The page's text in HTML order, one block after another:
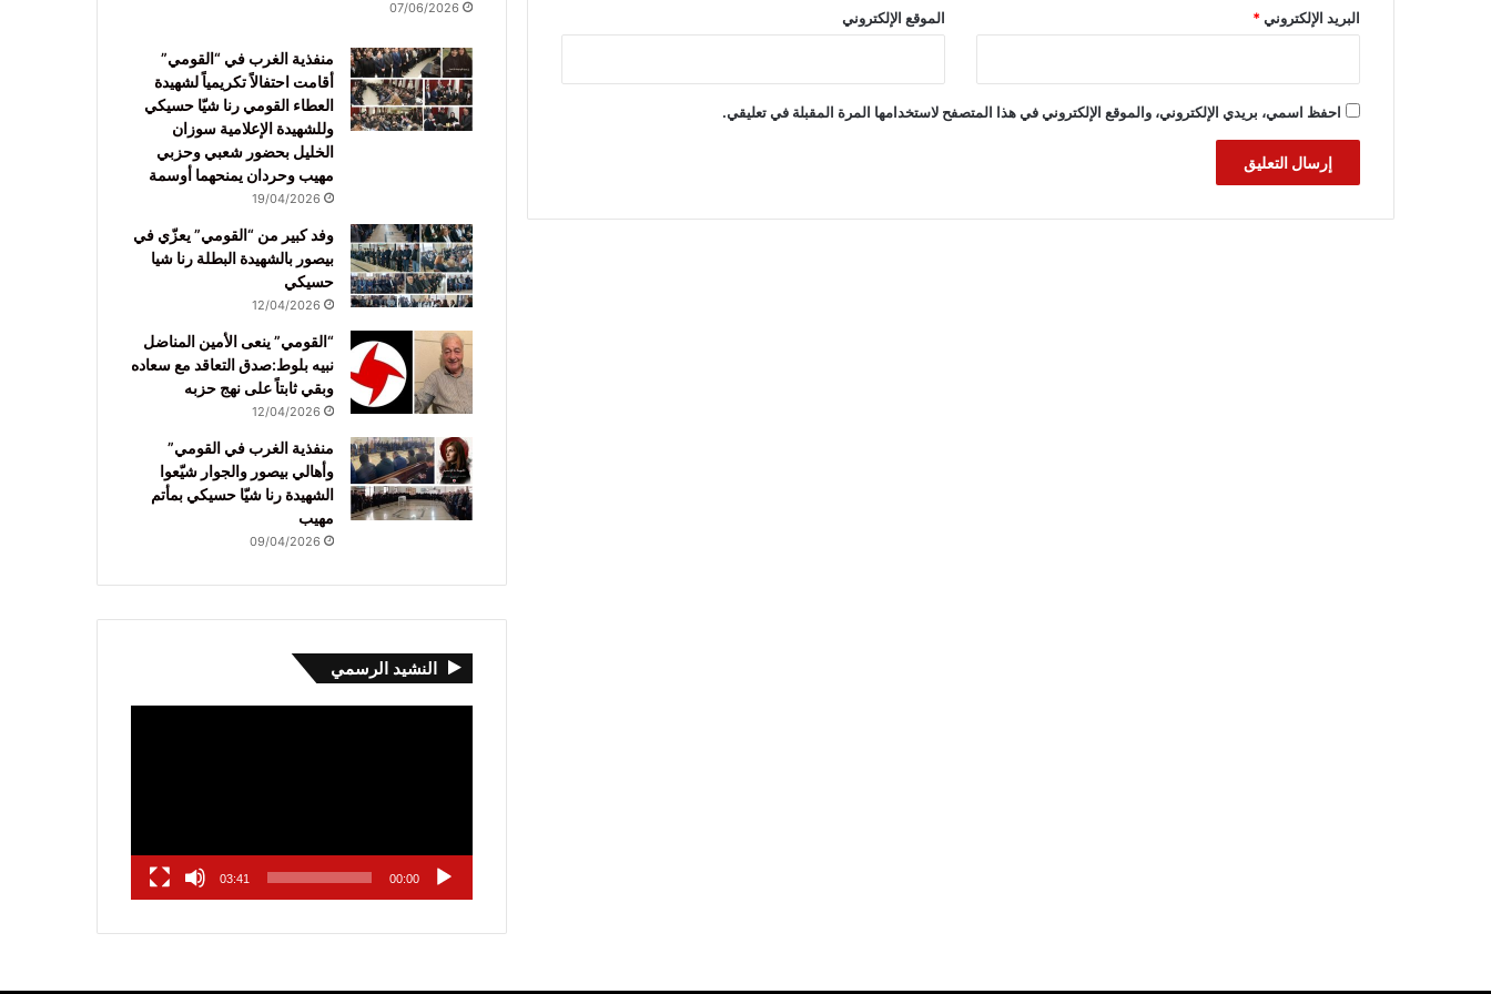
البريد الإلكتروني* الموقع الإلكتروني
احفظ اسمي، بريدي الإلكتروني، والموقع الإلكتروني في هذا المتصفح لاستخدامها المرة المقبلة في تعليقي.
07/06/2026
منفذية الغرب في “القومي”
أقامت احتفالاً تكريمياً لشهيدة
العطاء القومي رنا شيّا حسيكي
وللشهيدة الإعلامية سوزان
الخليل بحضور شعبي وحزبي
مهيب وحردان يمنحهما أوسمة
19/04/2026
وفد كبير من “القومي” يعزّي في
بيصور بالشهيدة البطلة رنا شيا
حسيكي
12/04/2026
“القومي” ينعى الأمين المناضل
نبيه بلوط:صدق التعاقد مع سعاده
وبقي ثابتاً على نهج حزبه
12/04/2026
منفذية الغرب في القومي”
وأهالي بيصور والجوار شيّعوا
الشهيدة رنا شيّا حسيكي بمأتم
مهيب
09/04/2026
النشيد الرسمي
00:00
03:41